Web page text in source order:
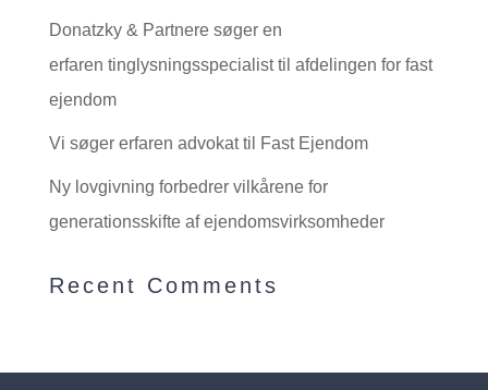
Donatzky & Partnere søger en
erfaren tinglysningsspecialist til afdelingen for fast
ejendom
Vi søger erfaren advokat til Fast Ejendom
Ny lovgivning forbedrer vilkårene for
generationsskifte af ejendomsvirksomheder
Recent Comments